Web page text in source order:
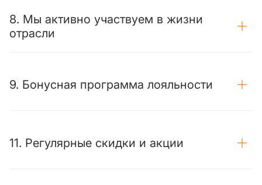
8. Мы активно участвуем в жизни
отрасли
9. Бонусная программа лояльности
11. Регулярные скидки и акции